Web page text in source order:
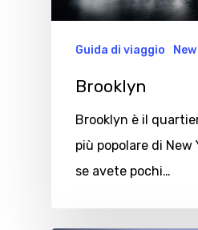
Guida di viaggio
Brooklyn
Brooklyn è il
più popolare di New
se avete pochi…